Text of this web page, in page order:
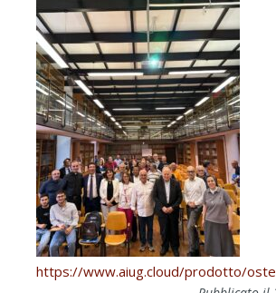
https://www.aiug.cloud/prodotto/